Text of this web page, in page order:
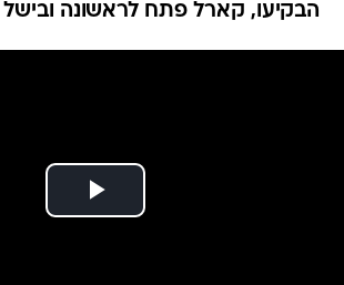
הבקיעו, קארל פתח לראשונה ובישל